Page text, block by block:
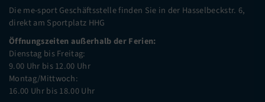
Die me-sport Geschäftsstelle finden Sie in der Hasselbeckstr. 6,
direkt am Sportplatz HHG
Öffnungszeiten außerhalb der Ferien:
Dienstag bis Freitag:
9.00 Uhr bis 12.00 Uhr
Montag/Mittwoch:
16.00 Uhr bis 18.00 Uhr